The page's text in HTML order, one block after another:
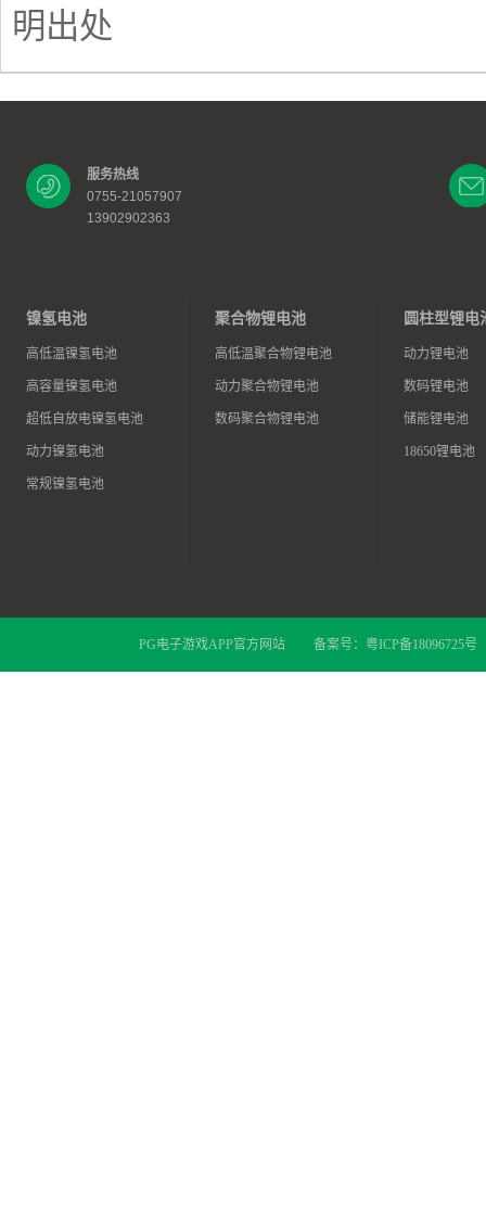
明出处
服务热线
0755-21057907
13902902363
镍氢电池
高低温镍氢电池
高容量镍氢电池
超低自放电镍氢电池
动力镍氢电池
常规镍氢电池
聚合物锂电池
高低温聚合物锂电池
动力聚合物锂电池
数码聚合物锂电池
圆柱型锂电
动力锂电池
数码锂电池
储能锂电池
18650锂电池
PG电子游戏APP官方网站 备案号： 粤ICP备18096725号